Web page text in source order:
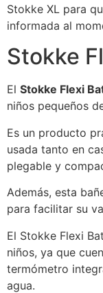
Stokke XL para
informada al
Stokke
El Stokke Flexi
niños pequeños
Es un producto
usada tanto en
plegable y
Además, esta
para facilitar su
El Stokke Flexi
niños, ya que
termómetro
agua.